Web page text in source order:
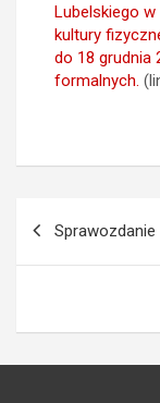
Lubelskiego
kultury
do 18 grudnia
formalnych.